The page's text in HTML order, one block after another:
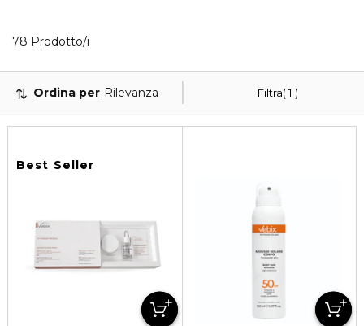
78 Prodotto/i
Filtra 1
Ordina per Rilevanza
Best Seller